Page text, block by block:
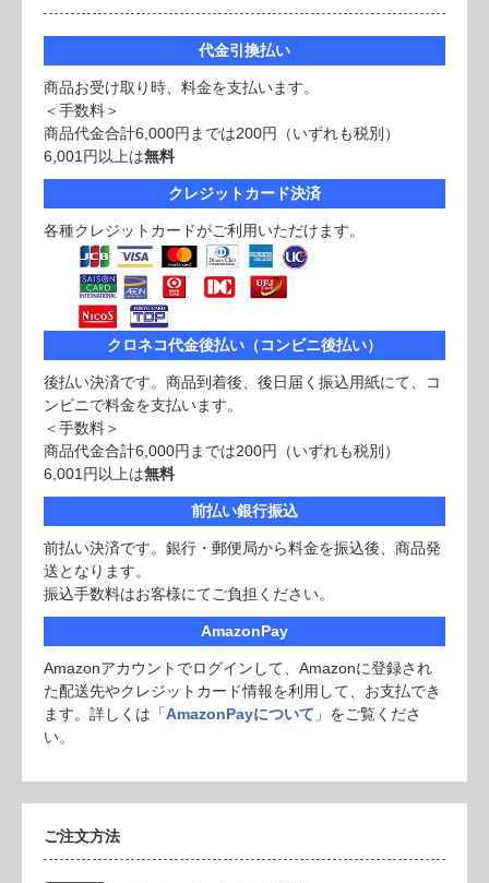
代金引換払い
商品お受け取り時、料金を支払います。
＜手数料＞
商品代金合計6,000円までは200円（いずれも税別）
6,001円以上は無料
クレジットカード決済
各種クレジットカードがご利用いただけます。
クロネコ代金後払い（コンビニ後払い）
後払い決済です。商品到着後、後日届く振込用紙にて、コ
ンビニで料金を支払います。
＜手数料＞
商品代金合計6,000円までは200円（いずれも税別）
6,001円以上は無料
前払い銀行振込
前払い決済です。銀行・郵便局から料金を振込後、商品発
送となります。
振込手数料はお客様にてご負担ください。
AmazonPay
Amazonアカウントでログインして、Amazonに登録され
た配送先やクレジットカード情報を利用して、お支払でき
ます。詳しくは「AmazonPayについて 」をご覧くださ
い。
ご注文方法